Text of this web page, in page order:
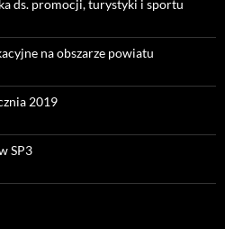
ds. promocji, turystyki i sportu
na obszarze powiatu
2019
SP3